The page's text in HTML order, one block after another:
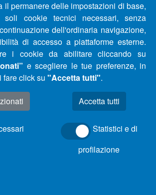
COMUNI PROVINCIA DI
E TERAMO DAL 09/11/2020 AL
– COMUNICATO INTERRUZIONE E
COMUNI PROVINCIA DI
E TERAMO DAL 03/11/2020 AL
– COMUNICATO INTERRUZIONE E
COMUNI PROVINCIA DI
E TERAMO DAL 27/10/2020 AL
il permanere delle impostazioni di base,
cookie tecnici necessari, senza
dell'ordinaria navigazione,
di accesso a piattaforme esterne.
i cookie da abilitare cliccando su
e scegliere le tue preferenze, in
fare click su "Accetta tutti".
Statistici e di
profilazione